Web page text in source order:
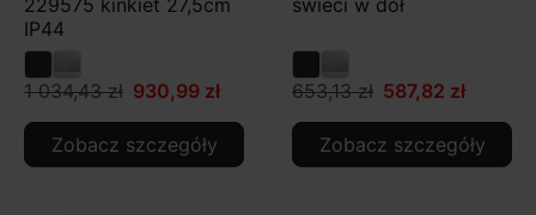
IP44
1 034,43 zł 930,99 zł
Zobacz szczegóły
653,13 zł 587,82 zł
Zobacz szczegóły